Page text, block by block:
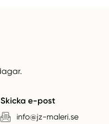
Skicka e-post
info@jz-maleri.se